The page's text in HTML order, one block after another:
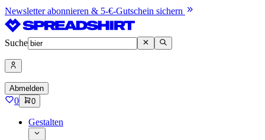
Newsletter abonnieren & 5-€-Gutschein sichern
Suche
Abmelden
0 0
Gestalten